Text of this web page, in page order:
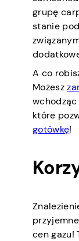
grupę
stanie
A co
Możesz
które
gotówkę!
cen gazu!